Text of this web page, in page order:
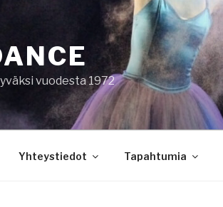
vuodesta 1972
Yhteystiedot Tapahtumia